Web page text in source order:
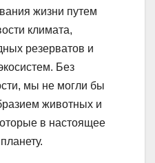
жизни путем
климата,
резерватов и
Без
мы не могли бы
животных и
в настоящее